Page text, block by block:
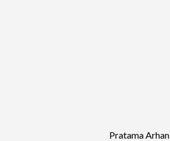
Pratama